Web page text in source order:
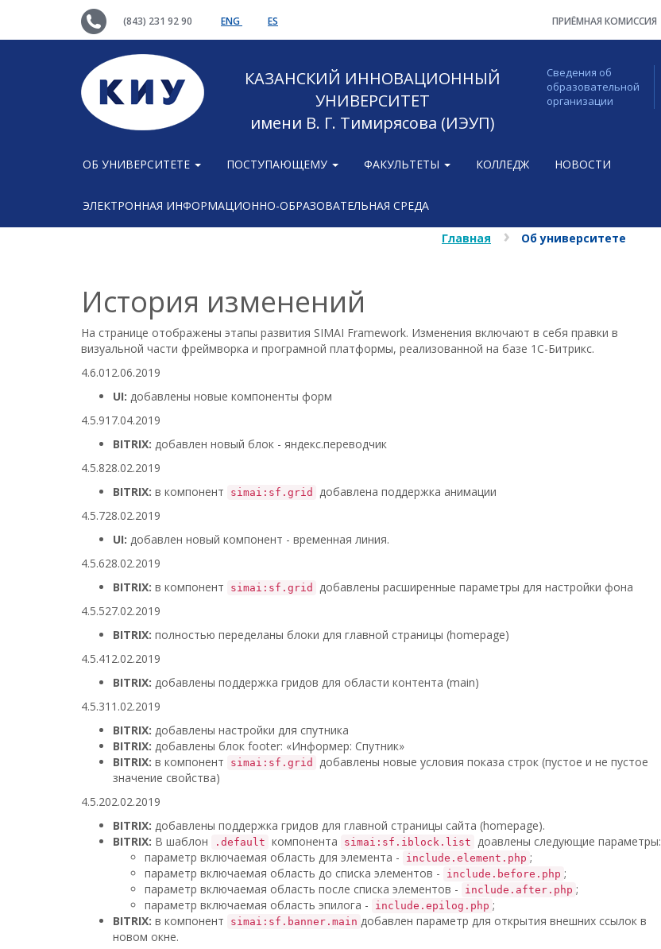
(843) 231 92 90 ENG ES ПРИЁМНАЯ КОМИССИЯ
КАЗАНСКИЙ ИННОВАЦИОННЫЙ
УНИВЕРСИТЕТ
имени В. Г. Тимирясова (ИЭУП)
Сведения об
образовательной
организации
ОБ УНИВЕРСИТЕТЕ ПОСТУПАЮЩЕМУ ФАКУЛЬТЕТЫ КОЛЛЕДЖ НОВОСТИ
ЭЛЕКТРОННАЯ ИНФОРМАЦИОННО-ОБРАЗОВАТЕЛЬНАЯ СРЕДА
Главная Об университете
История изменений
На странице отображены этапы развития SIMAI Framework. Изменения включают в себя правки в
визуальной части фреймворка и програмной платформы, реализованной на базе 1С-Битрикс.
4.6.012.06.2019
UI: добавлены новые компоненты форм
4.5.917.04.2019
BITRIX: добавлен новый блок - яндекс.переводчик
4.5.828.02.2019
BITRIX: в компонент simai:sf.grid
добавлена поддержка анимации
4.5.728.02.2019
UI: добавлен новый компонент - временная линия.
4.5.628.02.2019
BITRIX: в компонент simai:sf.grid
добавлены расширенные параметры для настройки фона
4.5.527.02.2019
BITRIX: полностью переделаны блоки для главной страницы (homepage)
4.5.412.02.2019
BITRIX: добавлены поддержка гридов для области контента (main)
4.5.311.02.2019
BITRIX: добавлены настройки для спутника
BITRIX: добавлены блок footer: «Информер: Спутник»
BITRIX: в компонент simai:sf.grid
добавлены новые условия показа строк (пустое и не пустое
значение свойства)
4.5.202.02.2019
BITRIX: добавлены поддержка гридов для главной страницы сайта (homepage).
BITRIX: В шаблон .default компонента simai:sf.iblock.list доавлены следующие параметры:
параметр включаемая область для элемента -
include.element.php ;
параметр включаемая область до списка элементов -
include.before.php ;
параметр включаемая область после списка элементов -
include.after.php ;
параметр включаемая область эпилога -
include.epilog.php ;
BITRIX: в компонент simai:sf.banner.main добавлен параметр для открытия внешних ссылок в
новом окне.